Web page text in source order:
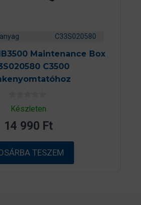
C33S020580
Maintenance Box
C3500
0
a
5
b
ő
l
Készleten
14 990 Ft
TESZEM